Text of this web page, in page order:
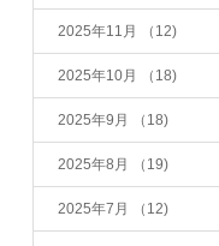
2025年11月 （12)
2025年10月 （18)
2025年9月 （18)
2025年8月 （19)
2025年7月 （12)